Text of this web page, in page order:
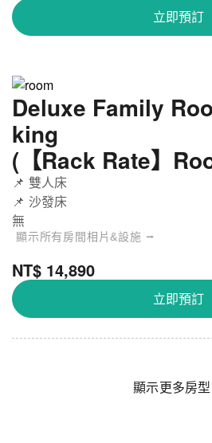
立即預訂
Deluxe Family
king
(【Rack Rate】
📌 雙人床
📌 沙發床
無
顯示所有房間相片&設施 ⭢
NT$ 14,890
立即預訂
顯示更多房
mily Room Non Smoking